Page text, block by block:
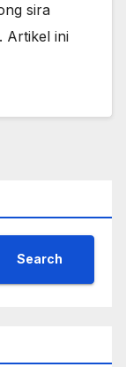
sira
Artikel ini
Search